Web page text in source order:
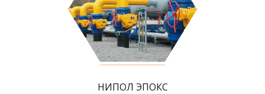
НИПОЛ ЭПОКС